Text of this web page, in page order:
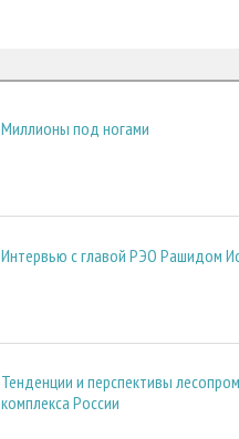
Миллионы под ногами
Интервью с главой РЭО Рашидом
Тенденции и перспективы
комплекса России